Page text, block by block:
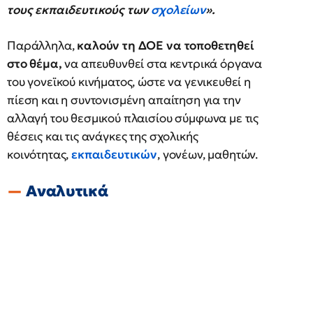
τους εκπαιδευτικούς τωνσχολείων».
Παράλληλα,καλούν τη ΔΟΕ να τοποθετηθεί
στο θέμα,να απευθυνθεί στα κεντρικά όργανα
του γονεϊκού κινήματος, ώστε να γενικευθεί η
πίεση και η συντονισμένη απαίτηση για την
αλλαγή του θεσμικού πλαισίου σύμφωνα με τις
θέσεις και τις ανάγκες της σχολικής
κοινότητας,εκπαιδευτικών, γονέων, μαθητών.
Aναλυτικά